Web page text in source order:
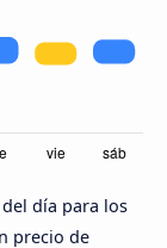
día para los
precio de